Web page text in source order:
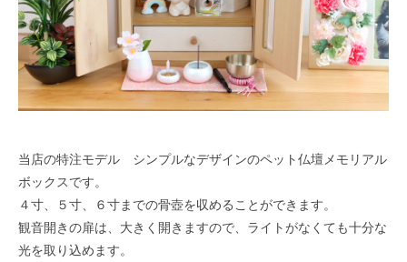
当店の特注モデル シンプルなデザインのペット仏壇メモリアル
ボックスです。
４寸、５寸、６寸までの骨壺を収めることができます。
観音開きの扉は、大きく開きますので、ライトがなくても十分な
光を取り込めます。